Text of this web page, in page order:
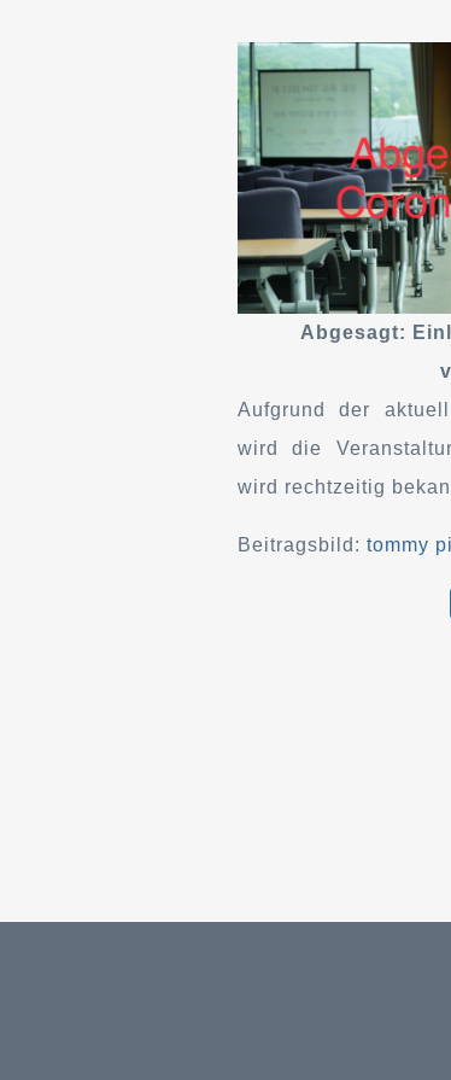
Abgesagt:
Aufgrund der
wird die
wird rechtzeitig
Beitragsbild: tommy